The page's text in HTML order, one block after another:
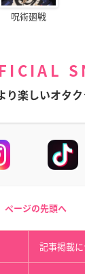
呪術廻戦
り楽しいオタク
ページの先頭へ
記事掲載